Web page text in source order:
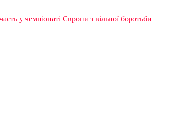
у чемпіонаті Європи з вільної боротьби